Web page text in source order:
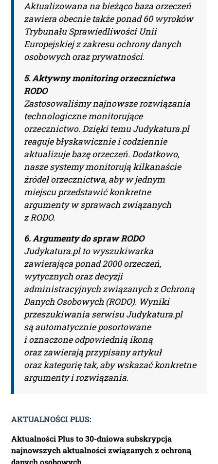
Teraz zamawiasz Szkolenie RODO -
Inspektor Ochrony Danych.
Nie musisz podawać karty
płatniczej.Wystarczy, że wypełnisz
formularz a na podany adres e-mail
otrzymasz fakturę VAT
do opłacenia.
Ważne:
po zaksięgowaniu płatności –
system utworzy konto użytkownika
oraz uruchomi subskrypcję. Dopiero
od tego momentu rozpoczyna się
okres Subskrypcji.
Please leave this field empty.
Aktualności Plus 360
Wyszukiwarka 360
Wyszukiwarka Plus 360 dni
Adres e-mail:
Nazwa Firmy:
NIP:
Adres firmy:
Aktualizowana na bieżąco baza orzeczeń
zawiera obecnie także ponad 60 wyroków
Trybunału Sprawiedliwości Unii
Europejskiej z zakresu ochrony danych
osobowych oraz prywatności.
5. Aktywny monitoring orzecznictwa
RODO
Zastosowaliśmy najnowsze rozwiązania
technologiczne monitorujące
orzecznictwo. Dzięki temu Judykatura.pl
reaguje błyskawicznie i codziennie
aktualizuje bazę orzeczeń. Dodatkowo,
nasze systemy monitorują kilkanaście
źródeł orzecznictwa, aby w jednym
miejscu przedstawić konkretne
argumenty w sprawach związanych
z RODO.
6. Argumenty do spraw RODO
Judykatura.pl to wyszukiwarka
zawierająca ponad 2000 orzeczeń,
wytycznych oraz decyzji
administracyjnych związanych z Ochroną
Danych Osobowych (RODO). Wyniki
przeszukiwania serwisu Judykatura.pl
są automatycznie posortowane
i oznaczone odpowiednią ikoną
oraz zawierają przypisany artykuł
oraz kategorię tak, aby wskazać konkretne
argumenty i rozwiązania.
AKTUALNOŚCI PLUS:
Aktualności Plus to 30-dniowa subskrypcja
najnowszych aktualności związanych z ochroną
danych osobowych.